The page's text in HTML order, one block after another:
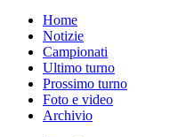
Home
Notizie
Campionati
Ultimo turno
Prossimo turno
Foto e video
Archivio